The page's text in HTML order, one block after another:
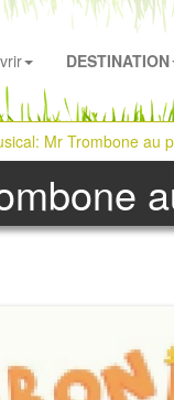
DESTINATION
Mr Trombone au